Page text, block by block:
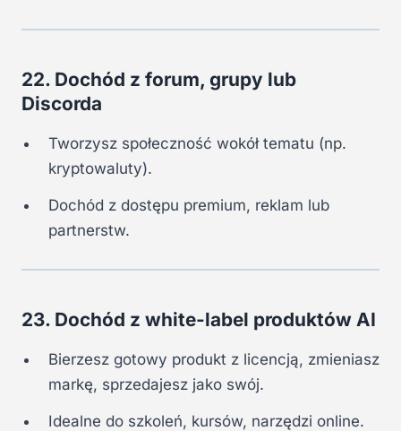
22. Dochód z forum, grupy lub
Discorda
Tworzysz społeczność wokół tematu (np.
kryptowaluty).
Dochód z dostępu premium, reklam lub
partnerstw.
23. Dochód z white-label produktów AI
Bierzesz gotowy produkt z licencją, zmieniasz
markę, sprzedajesz jako swój.
Idealne do szkoleń, kursów, narzędzi online.